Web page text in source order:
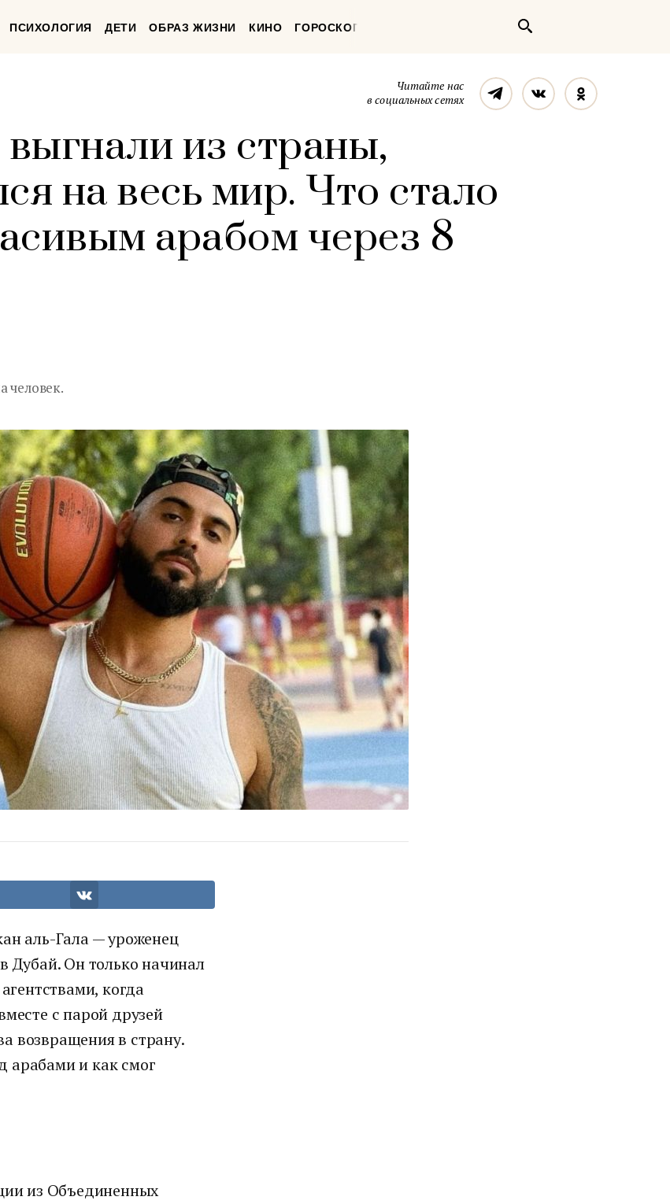
ПСИХОЛОГИЯ ДЕТИ ОБРАЗ ЖИЗНИ КИНО ГОРОСКОП
Читайте нас
в социальных сетях
ТелеграмВконтакте
выгнали из страны,
на весь мир. Что стало
арабом через 8
человек.
аль-Гала — уроженец
Дубай. Он только начинал
когда
с парой друзей
возвращения в страну.
арабами и как смог
из Объединенных